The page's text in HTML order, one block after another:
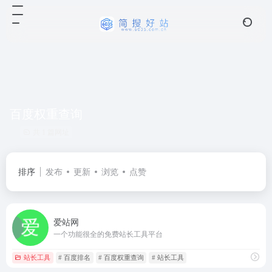
排序 发布 更新 浏览 点赞
爱站网
一个功能很全的免费站长工具平台
站长工具 # 百度排名 # 百度权重查询 # 站长工具